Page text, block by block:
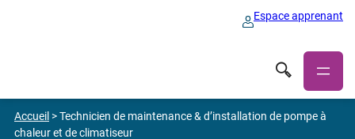
Espace apprenant
Accueil >Technicien de maintenance & d’installation de pompe à
chaleur et de climatiseur